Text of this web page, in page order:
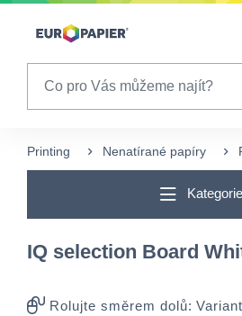
Table Of Content
Printing Nenatírané papíry
Kategorie
IQ selection Board
Rolujte směrem dolů: